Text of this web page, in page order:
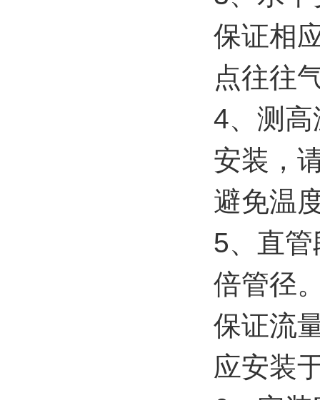
保证相
点往往
4、测
安装，
避免温
5、直
倍管径
保证流
应安装